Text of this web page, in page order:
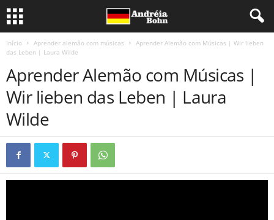
Início Aprender alemão com músicas
Aprender Alemão com Músicas | Wir lieben
das Leben | Laura Wilde
Aprender Alemão com Músicas |
Wir lieben das Leben | Laura
Wilde